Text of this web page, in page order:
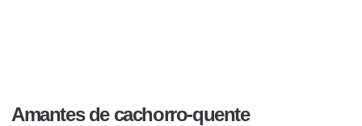
Amantes de cachorro-quente